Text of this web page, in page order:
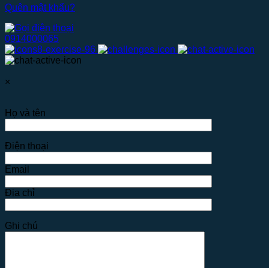
Quên mật khẩu?
0914000065
×
Họ và tên
Điện thoại
Email
Địa chỉ
Ghi chú